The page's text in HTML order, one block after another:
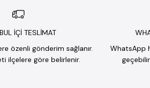
İÇİ TESLİMAT
özenli gönderim sağlanır.
ilçelere göre belirlenir.
WhatsApp